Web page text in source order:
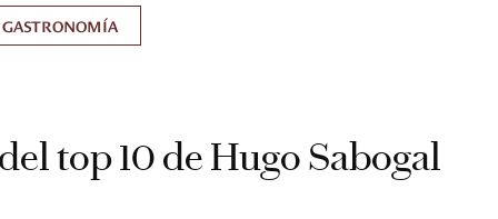
GASTRONOMÍA
top 10 de Hugo Sabogal